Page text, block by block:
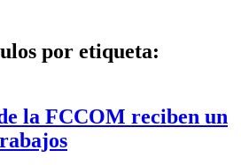
por etiqueta:
la FCCOM reciben un